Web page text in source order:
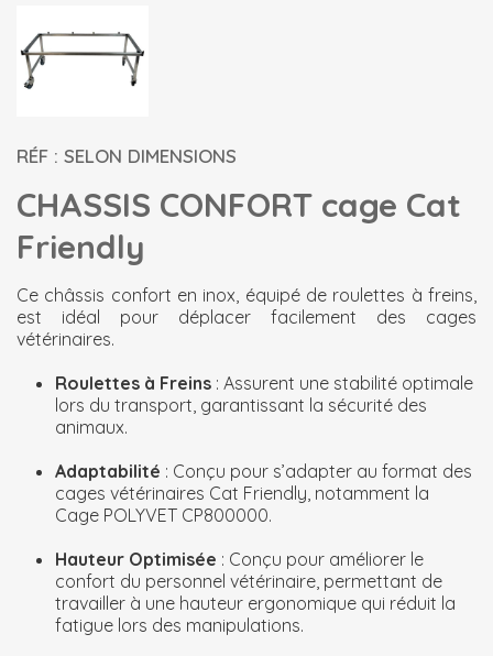
RÉF : SELON DIMENSIONS
CHASSIS CONFORT cage Cat
Friendly
Ce châssis confort en inox, équipé de roulettes à freins,
est idéal pour déplacer facilement des cages
vétérinaires.
Roulettes à Freins : Assurent une stabilité optimale
lors du transport, garantissant la sécurité des
animaux.
Adaptabilité : Conçu pour s’adapter au format des
cages vétérinaires Cat Friendly, notamment la
Cage POLYVET CP800000.
Hauteur Optimisée : Conçu pour améliorer le
confort du personnel vétérinaire, permettant de
travailler à une hauteur ergonomique qui réduit la
fatigue lors des manipulations.